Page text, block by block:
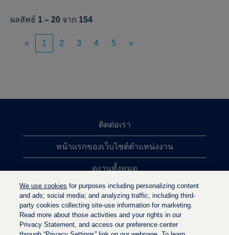
ผลลัพธ์ 1 – 20 จาก 154
« 1 2 3 4 5 »
ติดต่อเรา
หน้าแรกของเว็บไซต์ตำแหน่งงาน
ดูงานทั้งหมด
การค้นหาตำแหน่งงานยอดนิยม
นโยบายความเป็นส่วนตัว
We use cookies for purposes including personalizing content
and ads; social media; and analyzing traffic, including third-
party cookies collecting site-use information for marketing.
Read more about those activities and your rights in our
Privacy Statement, and access our preference center